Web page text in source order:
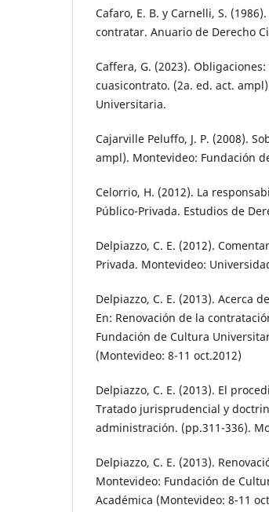
Cafaro, E. B. y Carnelli, S.
contratar. Anuario de Derecho
Caffera, G. (2023).
cuasicontrato. (2a. ed. act.
Universitaria.
Cajarville Peluffo, J. P. (2008).
ampl). Montevideo: Fundación
Celorrio, H. (2012). La
Público-Privada. Estudios de
Delpiazzo, C. E. (2012).
Privada. Montevideo:
Delpiazzo, C. E. (2013). Acerca
En: Renovación de la
Fundación de Cultura
(Montevideo: 8-11 oct.2012)
Delpiazzo, C. E. (2013). El
Tratado jurisprudencial y
administración. (pp.311-336).
Delpiazzo, C. E. (2013).
Montevideo: Fundación de
Académica (Montevideo: 8-11